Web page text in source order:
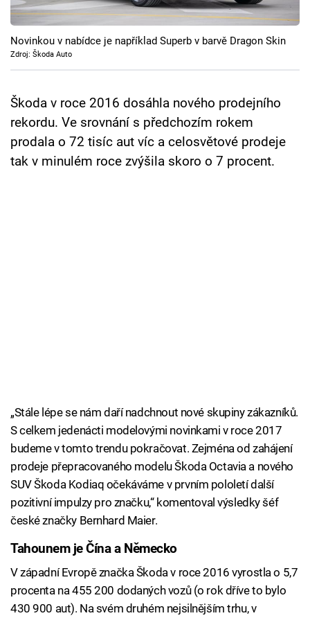
Cool Esport
Pořady
Sledujte prima+
Přihlášení
Novinkou v nabídce je například Superb v barvě Dragon Skin
Zdroj: Škoda Auto
Škoda v roce 2016 dosáhla nového prodejního
rekordu. Ve srovnání s předchozím rokem
prodala o 72 tisíc aut víc a celosvětové prodeje
tak v minulém roce zvýšila skoro o 7 procent.
„Stále lépe se nám daří nadchnout nové skupiny zákazníků.
S celkem jedenácti modelovými novinkami v roce 2017
budeme v tomto trendu pokračovat. Zejména od zahájení
prodeje přepracovaného modelu Škoda Octavia a nového
SUV Škoda Kodiaq očekáváme v prvním pololetí další
pozitivní impulzy pro značku,“ komentoval výsledky šéf
české značky Bernhard Maier.
Tahounem je Čína a Německo
V západní Evropě značka Škoda v roce 2016 vyrostla o 5,7
procenta na 455 200 dodaných vozů (o rok dříve to bylo
430 900 aut). Na svém druhém nejsilnějším trhu, v